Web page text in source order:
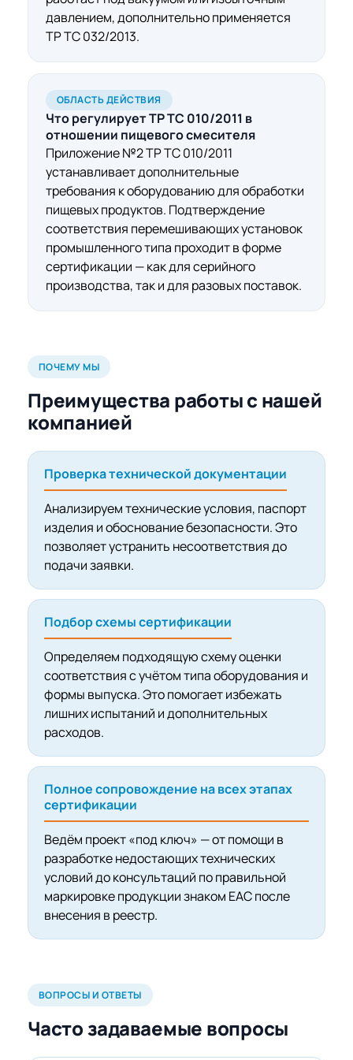
давлением, дополнительно применяется
ТР ТС 032/2013.
ОБЛАСТЬ ДЕЙСТВИЯ
Что регулирует ТР ТС 010/2011 в
отношении пищевого смесителя
Приложение №2 ТР ТС 010/2011
устанавливает дополнительные
требования к оборудованию для обработки
пищевых продуктов. Подтверждение
соответствия перемешивающих установок
промышленного типа проходит в форме
сертификации — как для серийного
производства, так и для разовых поставок.
ПОЧЕМУ МЫ
Преимущества работы с нашей
компанией
Проверка технической документации
Анализируем технические условия, паспорт
изделия и обоснование безопасности. Это
позволяет устранить несоответствия до
подачи заявки.
Подбор схемы сертификации
Определяем подходящую схему оценки
соответствия с учётом типа оборудования и
формы выпуска. Это помогает избежать
лишних испытаний и дополнительных
расходов.
Полное сопровождение на всех этапах
сертификации
Ведём проект «под ключ» — от помощи в
разработке недостающих технических
условий до консультаций по правильной
маркировке продукции знаком EAC после
внесения в реестр.
ВОПРОСЫ И ОТВЕТЫ
Часто задаваемые вопросы